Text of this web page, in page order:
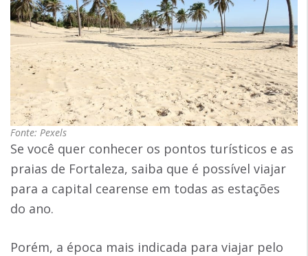
Fonte: Pexels
Se você quer conhecer os pontos turísticos e as
praias de Fortaleza, saiba que é possível viajar
para a capital cearense em todas as estações
do ano.
Porém, a época mais indicada para viajar pelo